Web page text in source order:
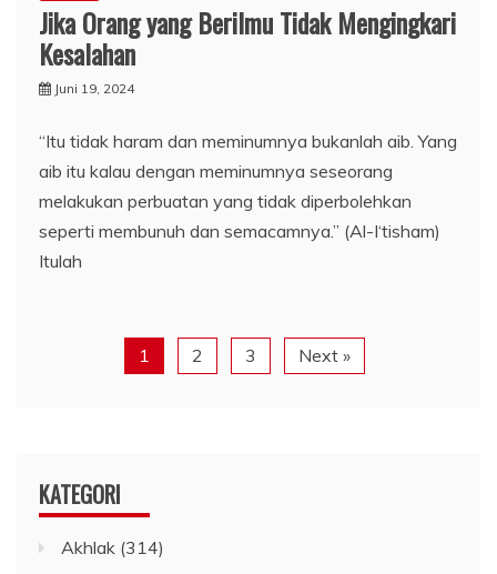
Jika Orang yang Berilmu Tidak Mengingkari
Kesalahan
Juni 19, 2024
“Itu tidak haram dan meminumnya bukanlah aib. Yang
aib itu kalau dengan meminumnya seseorang
melakukan perbuatan yang tidak diperbolehkan
seperti membunuh dan semacamnya.” (Al-I‘tisham)
Itulah
1 2 3 Next »
KATEGORI
Akhlak (314)